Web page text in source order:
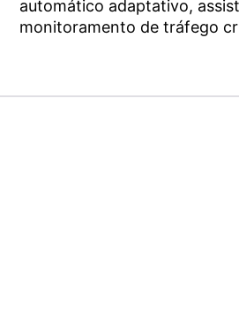
automático adaptativo,
monitoramento de tráfego